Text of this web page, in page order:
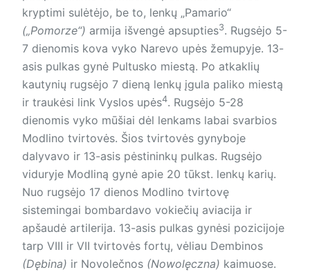
kryptimi sulėtėjo, be to, lenkų „Pamario“
(„Pomorze“) armija išvengė apsupties3. Rugsėjo 5-
7 dienomis kova vyko Narevo upės žemupyje. 13-
asis pulkas gynė Pultusko miestą. Po atkaklių
kautynių rugsėjo 7 dieną lenkų įgula paliko miestą
ir traukėsi link Vyslos upės4. Rugsėjo 5-28
dienomis vyko mūšiai dėl len­kams labai svarbios
Modlino tvirtovės. Šios tvirtovės gynyboje
dalyvavo ir 13-asis pėstininkų pulkas. Rugsėjo
viduryje Modliną gynė apie 20 tūkst. lenkų karių.
Nuo rugsėjo 17 dienos Modlino tvirtovę
sistemingai bombardavo vokiečių aviacija ir
apšaudė artilerija. 13-asis pulkas gynėsi pozicijoje
tarp VIII ir VII tvirtovės fortų, vėliau Dembinos
(Dębina) ir Novolečnos (Nowolęczna) kaimuose.